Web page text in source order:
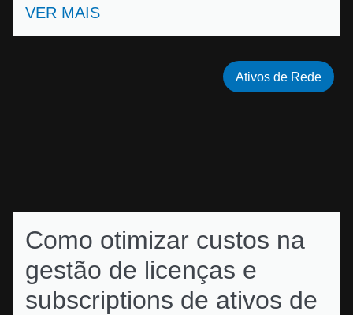
VER MAIS
Como otimizar custos na
gestão de licenças e
subscriptions de ativos de
Ativos de Rede